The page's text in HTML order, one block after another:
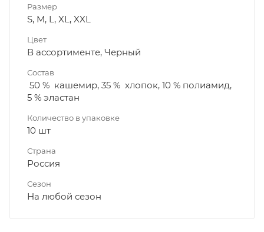
Размер
S, M, L, XL, XXL
Цвет
В ассортименте, Черный
Состав
50 % кашемир, 35 % хлопок, 10 % полиамид,
5 % эластан
Количество в упаковке
10 шт
Страна
Россия
Сезон
На любой сезон